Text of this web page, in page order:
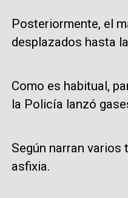
Posteriormente, el
desplazados hasta
Como es habitual,
la Policía lanzó
Según narran varios
asfixia.